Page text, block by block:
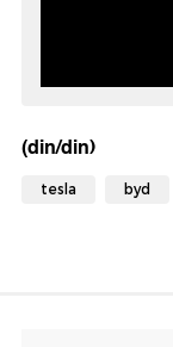
(din/din)
tesla byd